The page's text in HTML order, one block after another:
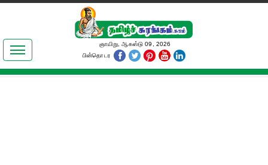
இலக்கியங்கள்
தமிழ் உலகம்
ஞாயிறு, ஆகஸ்டு 09, 2026
பின்தொடர